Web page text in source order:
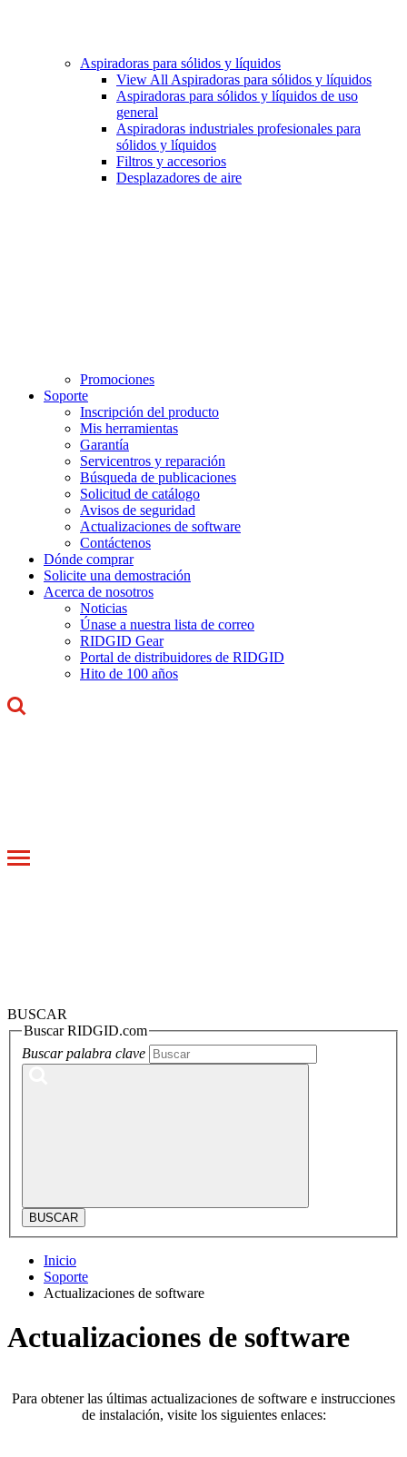
Aspiradoras para sólidos y líquidos
View All Aspiradoras para sólidos y líquidos
Aspiradoras para sólidos y líquidos de uso
general
Aspiradoras industriales profesionales para
sólidos y líquidos
Filtros y accesorios
Desplazadores de aire
Promociones
Soporte
Inscripción del producto
Mis herramientas
Garantía
Servicentros y reparación
Búsqueda de publicaciones
Solicitud de catálogo
Avisos de seguridad
Actualizaciones de software
Contáctenos
Dónde comprar
Solicite una demostración
Acerca de nosotros
Noticias
Únase a nuestra lista de correo
RIDGID Gear
Portal de distribuidores de RIDGID
Hito de 100 años
Toggle
BUSCAR
Buscar RIDGID.com
Buscar palabra clave
BUSCAR
Inicio
Soporte
Actualizaciones de software
Actualizaciones de software
Para obtener las últimas actualizaciones de software e instrucciones
de instalación, visite los siguientes enlaces: